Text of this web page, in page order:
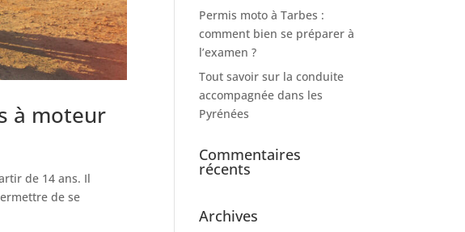
à moteur
de 14 ans. Il
de se
Permis moto à Tarbes :
comment bien se préparer à
l’examen ?
Tout savoir sur la conduite
accompagnée dans les
Pyrénées
Commentaires
récents
Archives